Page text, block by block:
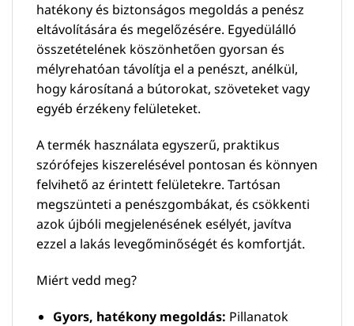
hatékony és biztonságos megoldás a penész
eltávolítására és megelőzésére. Egyedülálló
összetételének köszönhetően gyorsan és
mélyrehatóan távolítja el a penészt, anélkül,
hogy károsítaná a bútorokat, szöveteket vagy
egyéb érzékeny felületeket.
A termék használata egyszerű, praktikus
szórófejes kiszerelésével pontosan és könnyen
felvihető az érintett felületekre. Tartósan
megszünteti a penészgombákat, és csökkenti
azok újbóli megjelenésének esélyét, javítva
ezzel a lakás levegőminőségét és komfortját.
Miért vedd meg?
Gyors, hatékony megoldás: Pillanatok